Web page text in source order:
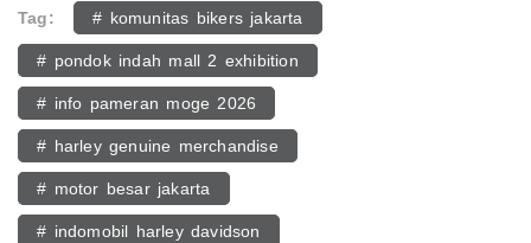
Tag: # komunitas bikers jakarta
# pondok indah mall 2 exhibition
# info pameran moge 2026
# harley genuine merchandise
# motor besar jakarta
# indomobil harley davidson